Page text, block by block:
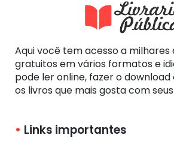
Aqui você tem acesso a milhares
gratuitos em vários formatos e
pode ler online, fazer o
os livros que mais gosta com
Links importantes